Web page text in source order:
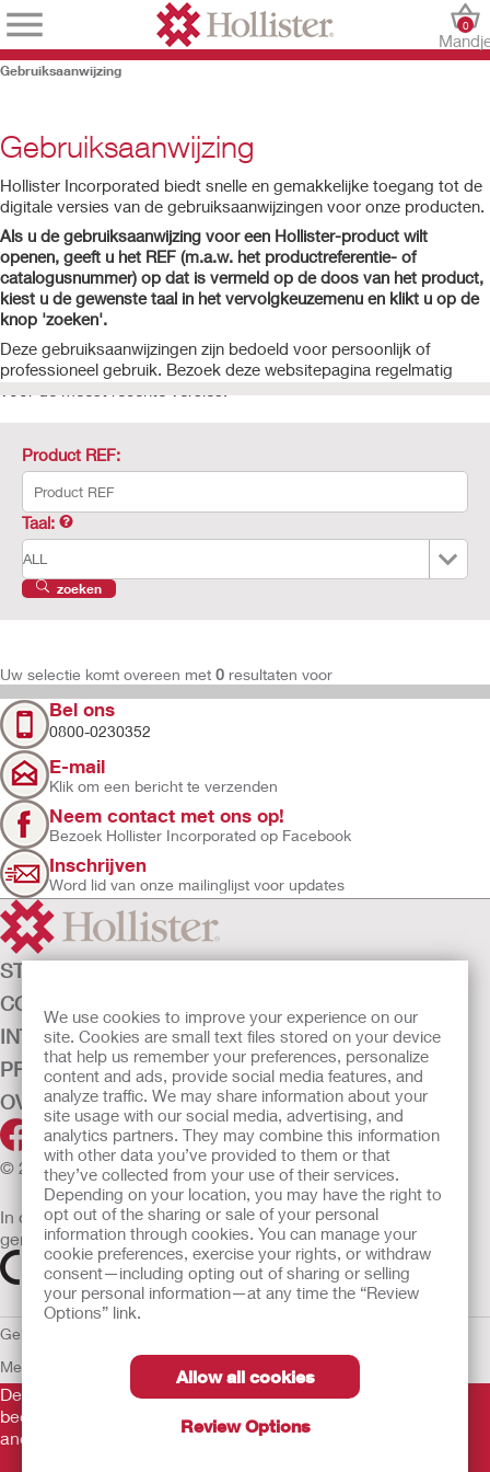
We use cookies to improve your experience on our
site. Cookies are small text files stored on your device
that help us remember your preferences, personalize
content and ads, provide social media features, and
analyze traffic. We may share information about your
site usage with our social media, advertising, and
analytics partners. They may combine this information
with other data you’ve provided to them or that
they’ve collected from your use of their services.
Depending on your location, you may have the right to
opt out of the sharing or sale of your personal
information through cookies. You can manage your
cookie preferences, exercise your rights, or withdraw
consent—including opting out of sharing or selling
your personal information—at any time the “Review
Options” link.
Allow all cookies
Review Options
0
Gebruiksaanwijzing
Gebruiksaanwijzing
Hollister Incorporated biedt snelle en gemakkelijke toegang tot de
digitale versies van de gebruiksaanwijzingen voor onze producten.
Als u de gebruiksaanwijzing voor een Hollister-product wilt
openen, geeft u het REF (m.a.w. het productreferentie- of
catalogusnummer) op dat is vermeld op de doos van het product,
kiest u de gewenste taal in het vervolgkeuzemenu en klikt u op de
knop 'zoeken'.
Deze gebruiksaanwijzingen zijn bedoeld voor persoonlijk of
professioneel gebruik. Bezoek deze websitepagina regelmatig
Product REF:
Taal:
zoeken
Uw selectie komt overeen met 0 resultaten voor
Bel ons
0800-0230352
E-mail
Klik om een bericht te verzenden
Neem contact met ons op!
Bezoek Hollister Incorporated op Facebook
Inschrijven
Word lid van onze mailinglijst voor updates
STOMAZORG
CONTINENTIEZORG
INTENSIEVE ZORG
PRODUCTEN
OVER ONS
© 2026 Hollister Incorporated
In de EU verkochte medische hulpmiddelen dienen
gemarkeerd te zijn met een van de volgende symbolen
Gebruiksvoorwaarden
Mededeling aan Klokkenluiders
De verstrekte informatie is geen medisch advies en is niet
bedoeld als vervanging voor het advies van uw eigen arts of
andere zorgverlener.